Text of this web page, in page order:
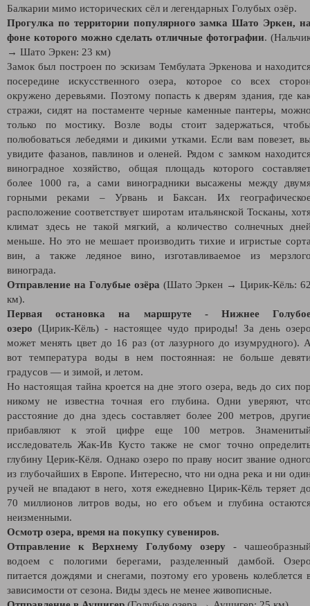
Балкарии мимо исторических сёл и легендарных Голубых озёр.
Прогулка по территории популярного замка Шато Эркен,
фоне которого можно сделать отличные фотографии.
→ Шато Эркен: 23 км)
Замок был построен по эскизам Тембулата Эркенова и
посередине искусственного озера, которое со всех
окружено деревьями. Поэтому попасть к дверям здания, где
стражи, сидят на постаменте черные каменные пантеры,
только по мостику. Возле воды стоит задержаться,
полюбоваться лебедями и дикими утками. Если вам повезет,
увидите фазанов, павлинов и оленей. Рядом с замком
виноградное хозяйство, общая площадь которого
более 1000 га, а сами виноградники высажены между
горными реками – Урвань и Баксан. Их
расположение соответствует широтам итальянской Тосканы,
климат здесь не такой мягкий, а количество солнечных
меньше. Но это не мешает производить тихие и игристые
вин, а также ледяное вино, изготавливаемое из
винограда.
Отправление на Голубые озёра (Шато Эркен → Цирик-Кёль:
км).
Первая остановка на маршруте - Нижнее
озеро (Цирик-Кёль) - настоящее чудо природы! За день
может менять цвет до 16 раз (от лазурного до изумрудного).
вот температура воды в нем постоянная: не больше
градусов — и зимой, и летом.
Но настоящая тайна кроется на дне этого озера, ведь до сих
никому не известна точная его глубина. Одни уверяют,
расстояние до дна здесь составляет более 200 метров,
прибавляют к этой цифре еще 100 метров.
исследователь Жак-Ив Кусто также не смог точно
глубину Церик-Кёля. Однако озеро по праву носит звание
из глубочайших в Европе. Интересно, что ни одна река и ни
ручей не впадают в него, хотя ежедневно Цирик-Кёль теряет
70 миллионов литров воды, но его объем и глубина
неизменными.
Осмотр озера, время на покупку сувениров.
Отправление к Верхнему Голубому озеру -
водоем с пологими берегами, разделенный дамбой.
питается дождями и снегами, поэтому его уровень колеблется
зависимости от сезона. Виды здесь не менее живописные.